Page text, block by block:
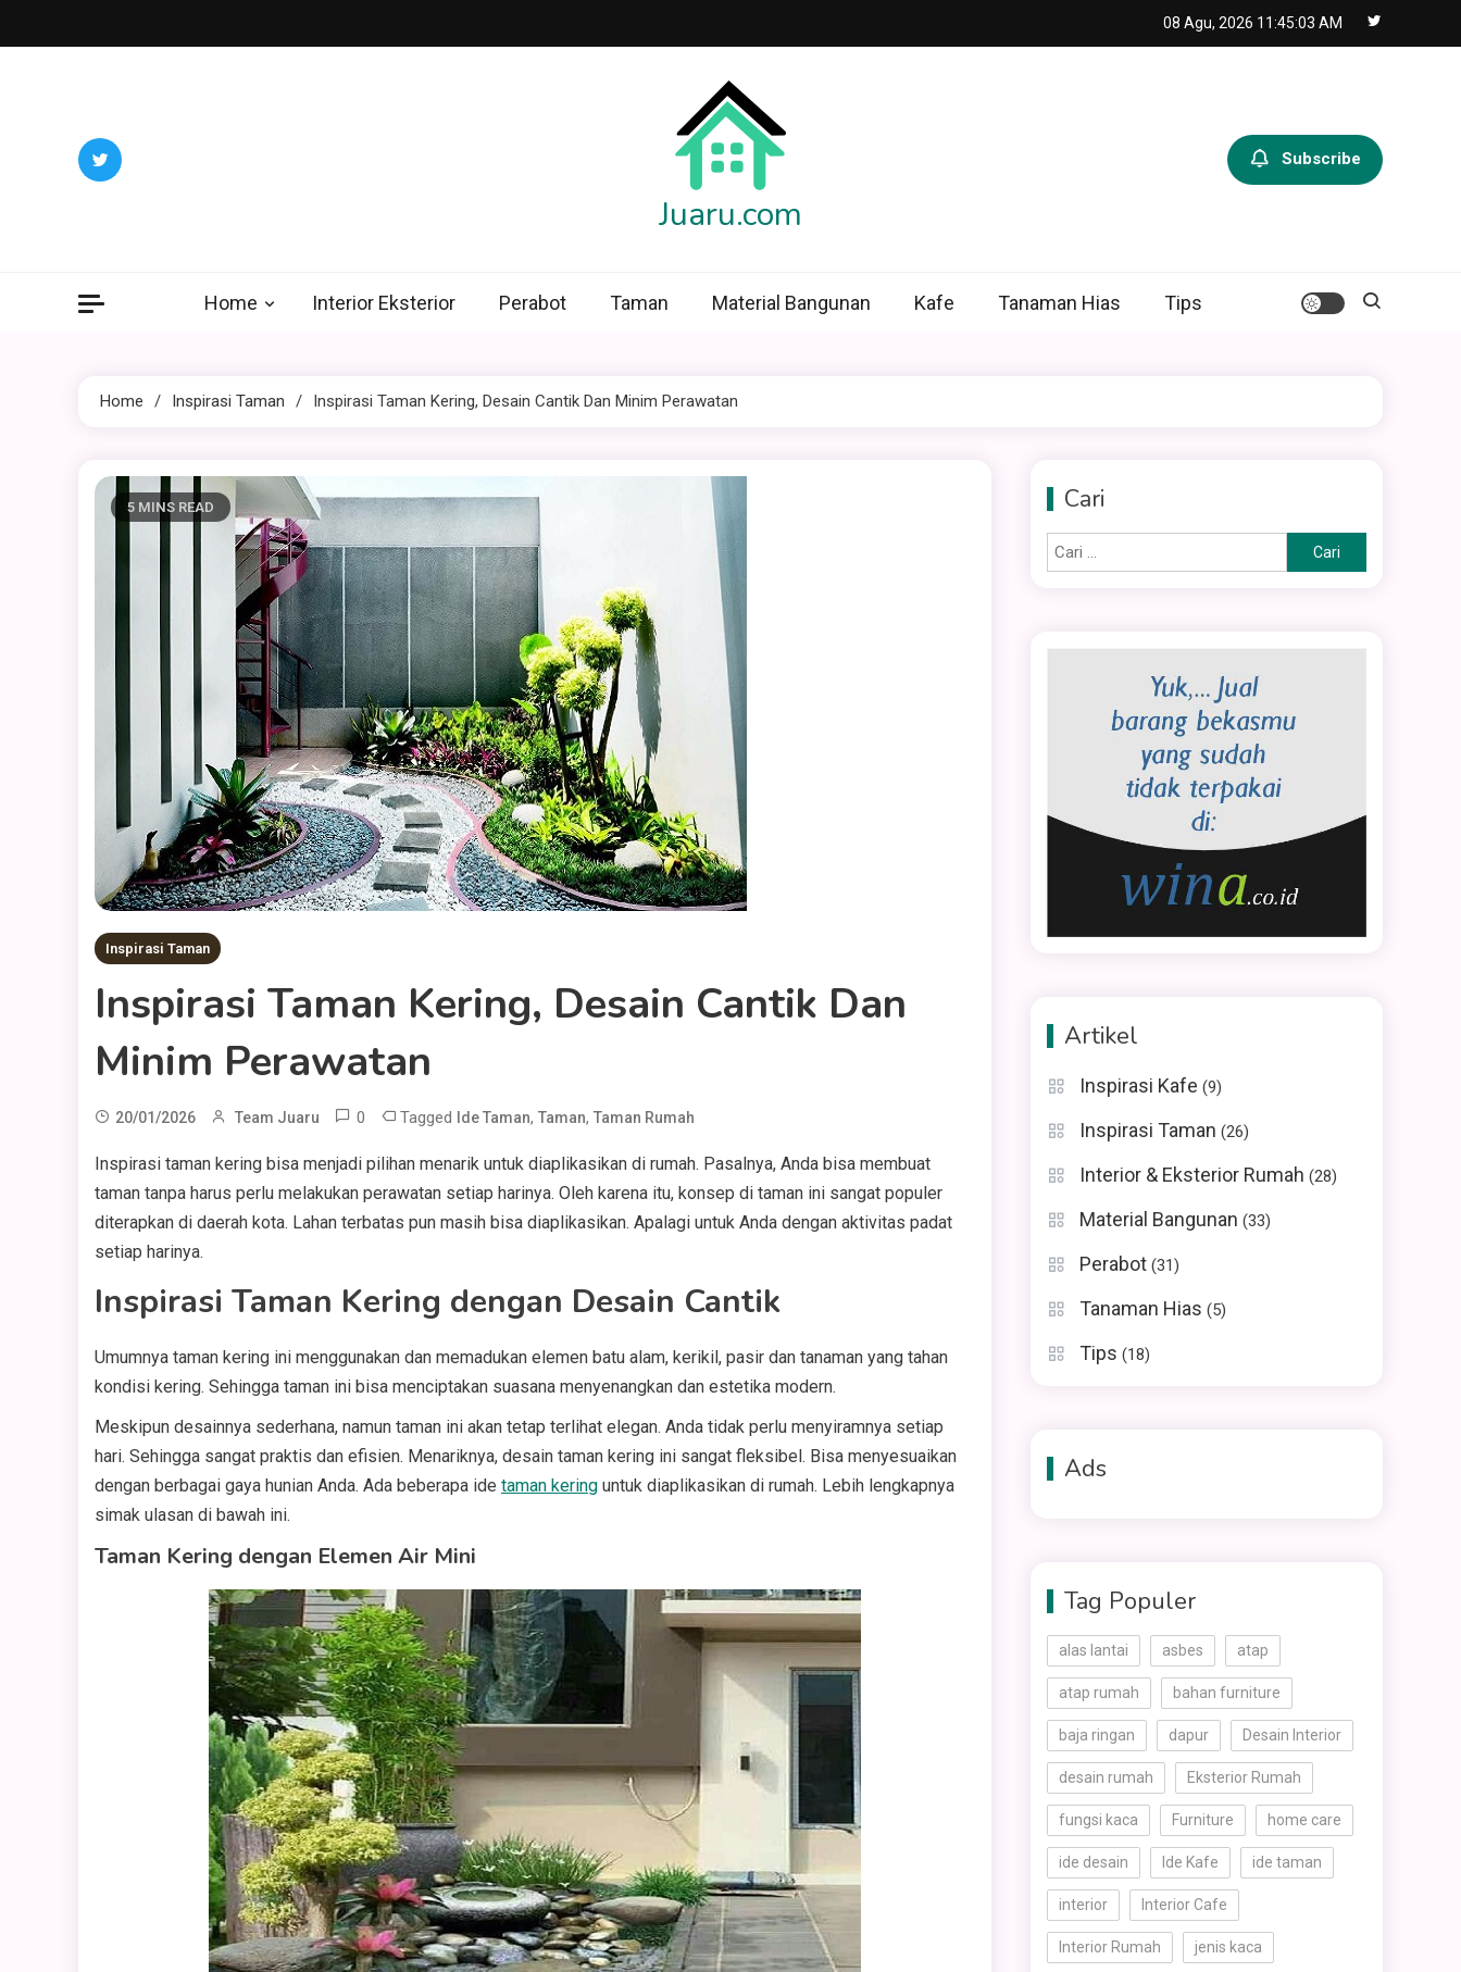
to
08 Agu, 2026 11:45:04 AM
Juaru.com
Subscribe
Home Interior Eksterior Perabot Taman Material Bangunan Kafe Tanaman Hias Tips
Home Inspirasi Taman Inspirasi Taman Kering, Desain Cantik Dan Minim Perawatan
5 MINS READ
Inspirasi Taman
Inspirasi Taman Kering, Desain Cantik Dan
Minim Perawatan
20/01/2026 Team Juaru 0 Tagged Ide Taman, Taman, Taman Rumah
Inspirasi taman kering bisa menjadi pilihan menarik untuk diaplikasikan di rumah. Pasalnya, Anda bisa membuat
taman tanpa harus perlu melakukan perawatan setiap harinya. Oleh karena itu, konsep di taman ini sangat populer
diterapkan di daerah kota. Lahan terbatas pun masih bisa diaplikasikan. Apalagi untuk Anda dengan aktivitas padat
setiap harinya.
Inspirasi Taman Kering dengan Desain Cantik
Umumnya taman kering ini menggunakan dan memadukan elemen batu alam, kerikil, pasir dan tanaman yang tahan
kondisi kering. Sehingga taman ini bisa menciptakan suasana menyenangkan dan estetika modern.
Meskipun desainnya sederhana, namun taman ini akan tetap terlihat elegan. Anda tidak perlu menyiramnya setiap
hari. Sehingga sangat praktis dan efisien. Menariknya, desain taman kering ini sangat fleksibel. Bisa menyesuaikan
dengan berbagai gaya hunian Anda. Ada beberapa ide taman kering untuk diaplikasikan di rumah. Lebih lengkapnya
simak ulasan di bawah ini.
Taman Kering dengan Elemen Air Mini
Cari
Cari
untuk:
Artikel
Inspirasi Kafe (9)
Inspirasi Taman (26)
Interior & Eksterior Rumah (28)
Material Bangunan (33)
Perabot (31)
Tanaman Hias (5)
Tips (18)
Ads
Tag Populer
alas lantai asbes atap
atap rumah bahan furniture
baja ringan dapur Desain Interior
desain rumah Eksterior Rumah
fungsi kaca Furniture home care
ide desain Ide Kafe ide taman
interior Interior Cafe
Interior Rumah jenis kaca